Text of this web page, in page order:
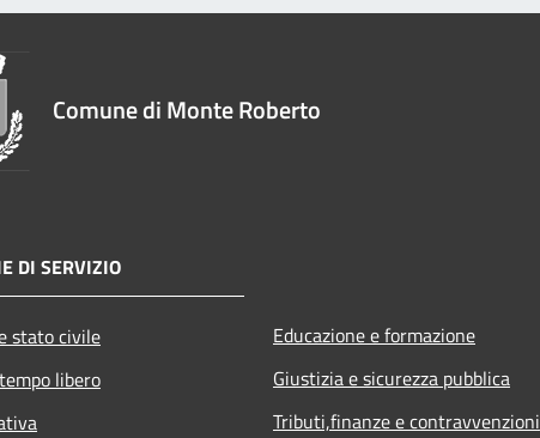
Comune di Monte Roberto
DI SERVIZIO
stato civile
libero
Educazione e formazione
Giustizia e sicurezza pubblica
Tributi,finanze e contravvenzioni